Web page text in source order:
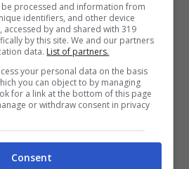
può costarti
22 Dicembre 2025
processed and information from
identifiers, and other device
by and shared with 319
by this site. We and our partners
data. List of partners.
your personal data on the basis
you can object to by managing
for a link at the bottom of this page
or withdraw consent in privacy
Consent